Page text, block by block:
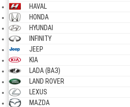
HAVAL
HONDA
HYUNDAI
INFINITY
JEEP
KIA
LADA (ВАЗ)
LAND ROVER
LEXUS
MAZDA